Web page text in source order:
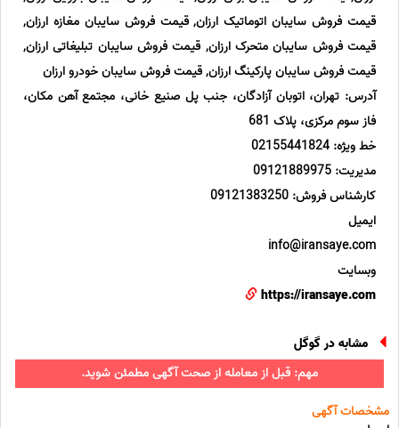
قیمت فروش سایبان اتوماتیک ارزان, قیمت فروش سایبان مغازه ارزان,
قیمت فروش سایبان متحرک ارزان, قیمت فروش سایبان تبلیغاتی ارزان,
قیمت فروش سایبان پارکینگ ارزان, قیمت فروش سایبان خودرو ارزان
آدرس: تهران، اتوبان آزادگان، جنب پل صنیع خانی، مجتمع آهن مکان،
فاز سوم مرکزی، پلاک 681
خط ویژه: 02155441824
مدیریت: 09121889975
کارشناس فروش: 09121383250
ایمیل
info@iransaye.com
وبسایت
https://iransaye.com
مشابه در گوگل
مهم: قبل از معامله از صحت آگهی مطمئن شوید.
مشخصات آگهی